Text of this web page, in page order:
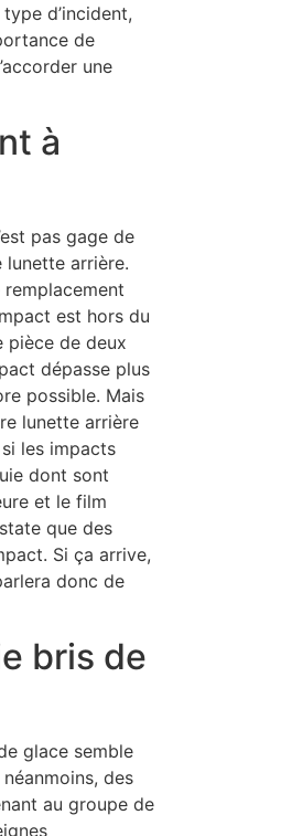
d’incident,
de
une
à
pas gage de
arrière.
remplacement
est hors du
pièce de deux
dépasse plus
possible. Mais
lunette arrière
les impacts
dont sont
et le film
que des
Si ça arrive,
donc de
bris de
glace semble
des
au groupe de